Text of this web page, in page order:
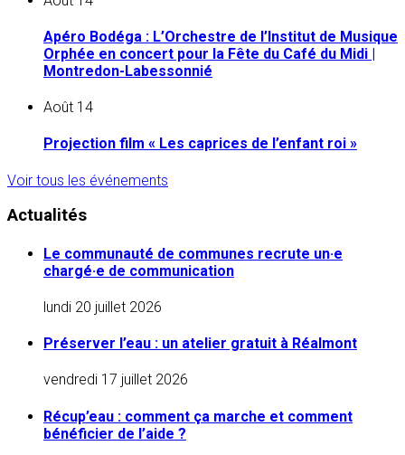
Apéro Bodéga : L’Orchestre de l’Institut de Musique
Orphée en concert pour la Fête du Café du Midi |
Montredon-Labessonnié
Août 14
Projection film « Les caprices de l’enfant roi »
Voir tous les événements
Actualités
Le communauté de communes recrute un·e
chargé·e de communication
lundi 20 juillet 2026
Préserver l’eau : un atelier gratuit à Réalmont
vendredi 17 juillet 2026
Récup’eau : comment ça marche et comment
bénéficier de l’aide ?